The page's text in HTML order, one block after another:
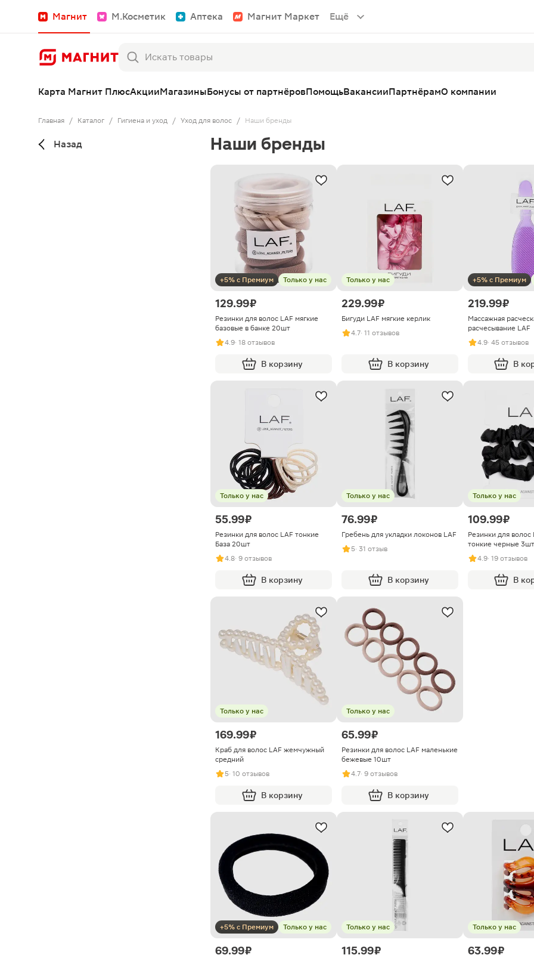
Магнит М.Косметик Аптека Магнит Маркет Ещё
Карта Магнит ПлюсАкцииМагазиныБонусы от партнёровПомощьВакансииПартнёрамО компании
Главная / Каталог / Гигиена и уход / Уход для волос / Наши бренды
Назад Наши бренды
+5% с Премиум Только у нас
129.99 ₽
Резинки для волос LAF мягкие
базовые в банке 20шт
4.9· 18 отзывов
В корзину
Только у нас
229.99 ₽
Бигуди LAF мягкие керлик
4.7· 11 отзывов
В корзину
+5% с Премиум
219.99 ₽
Массажная
расчесывание LAF
4.9· 45 отзывов
В
Только у нас
55.99 ₽
Резинки для волос LAF тонкие
База 20шт
4.8· 9 отзывов
В корзину
Только у нас
76.99 ₽
Гребень для укладки локонов LAF
5· 31 отзыв
В корзину
Только у нас
109.99 ₽
Резинки для волос
тонкие черные 3шт
4.9· 19 отзывов
В
Только у нас
169.99 ₽
Краб для волос LAF жемчужный
средний
5· 10 отзывов
В корзину
Только у нас
65.99 ₽
Резинки для волос LAF маленькие
бежевые 10шт
4.7· 9 отзывов
В корзину
+5% с Премиум Только у нас
69.99 ₽
Только у нас
115.99 ₽
Только у нас
63.99 ₽